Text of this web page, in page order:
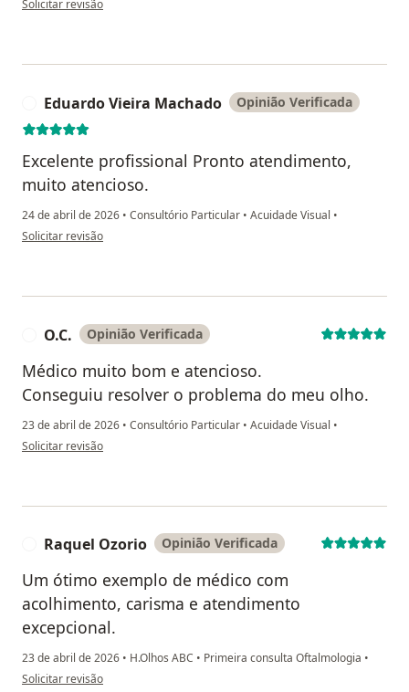
Solicitar revisão
Eduardo Vieira Machado Opinião Verificada
Excelente profissional Pronto atendimento,
muito atencioso.
24 de abril de 2026 • Consultório Particular • Acuidade Visual •
na opinião do utilizador Eduardo Vieira Machado
Solicitar revisão
O.C. Opinião Verificada
Médico muito bom e atencioso.
Conseguiu resolver o problema do meu olho.
23 de abril de 2026 • Consultório Particular • Acuidade Visual •
na opinião do utilizador O.C.
Solicitar revisão
Raquel Ozorio Opinião Verificada
Um ótimo exemplo de médico com
acolhimento, carisma e atendimento
excepcional.
23 de abril de 2026 • H.Olhos ABC • Primeira consulta Oftalmologia •
na opinião do utilizador Raquel Ozorio
Solicitar revisão